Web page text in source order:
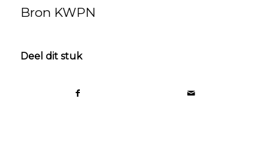
Bron KWPN
Deel dit stuk